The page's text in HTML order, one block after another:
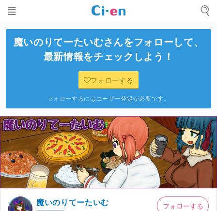
魔いのりてーたいむさんをフォローして、
最新情報をチェックしよう！
フォローする
フォローするにはユーザー登録が必要です。
魔いのりてーたいむ フォローする